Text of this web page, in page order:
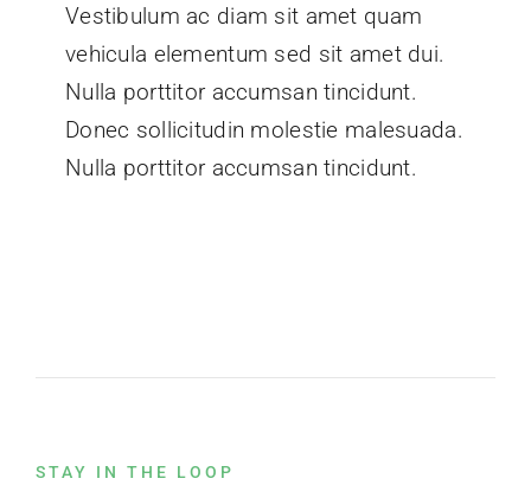
Vestibulum ac diam sit amet quam
vehicula elementum sed sit amet dui.
Nulla porttitor accumsan tincidunt.
Donec sollicitudin molestie malesuada.
Nulla porttitor accumsan tincidunt.
STAY IN THE LOOP